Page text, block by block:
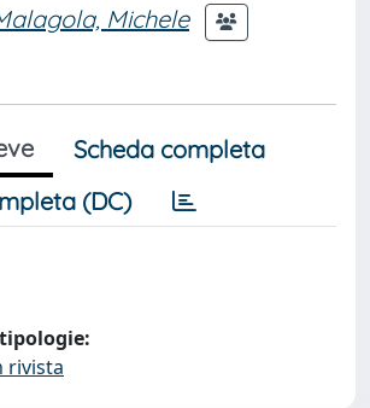
Michele
Scheda completa
(DC)
rivista